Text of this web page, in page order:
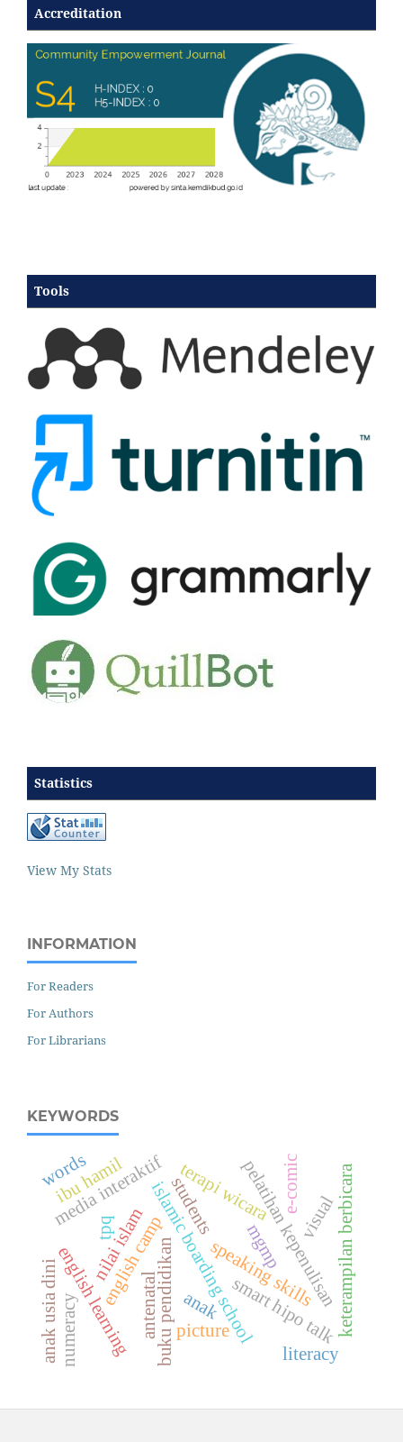
Accreditation
Tools
Statistics
View My Stats
INFORMATION
For Readers
For Authors
For Librarians
KEYWORDS
english camp
english learningislamic boarding schoolspeaking skills
students
buku pendidikan mgmp
pelatihan kepenulisan
anak usia dini keterampilan berbicara
media interaktif
smart hipo talk
terapi wicarae-comic
anak
nilai islam
tpq
antenatal
ibu hamil
picture
visual
words
literacy
numeracy